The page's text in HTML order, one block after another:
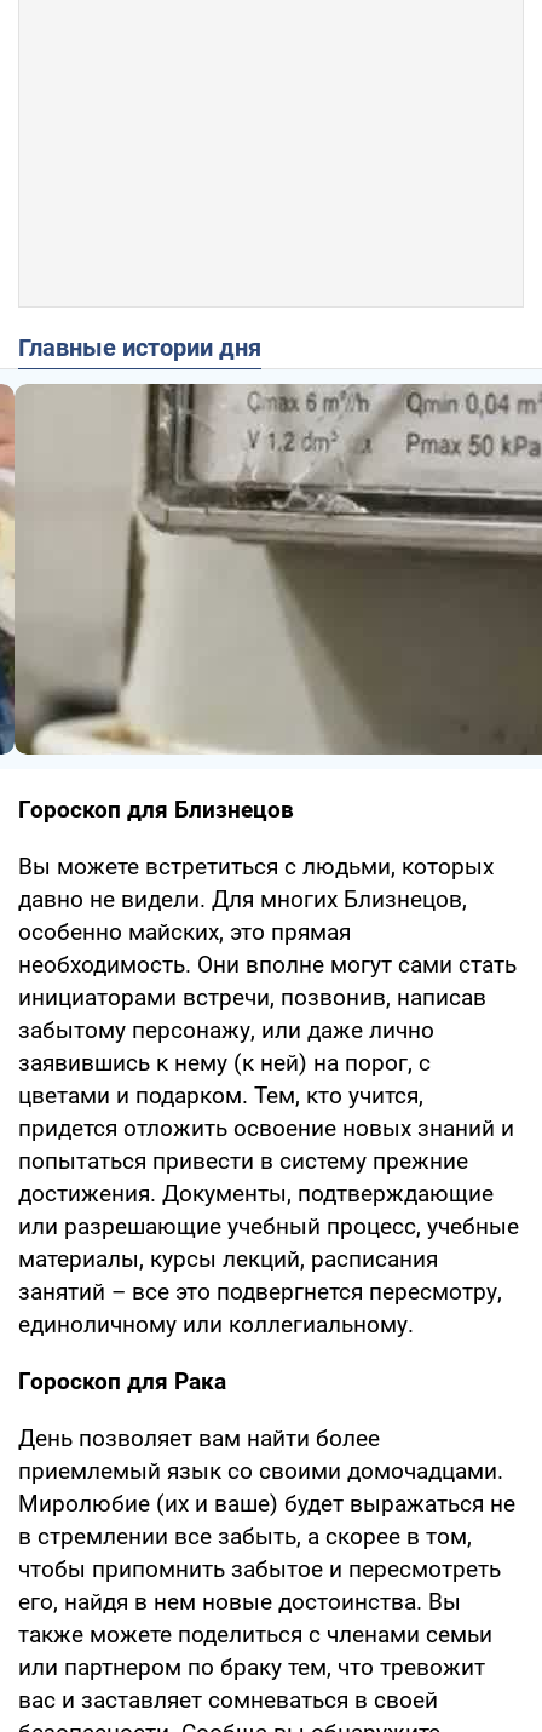
Главные истории дня
Гороскоп для Близнецов
Вы можете встретиться с людьми, которых
давно не видели. Для многих Близнецов,
особенно майских, это прямая
необходимость. Они вполне могут сами стать
инициаторами встречи, позвонив, написав
забытому персонажу, или даже лично
заявившись к нему (к ней) на порог, с
цветами и подарком. Тем, кто учится,
придется отложить освоение новых знаний и
попытаться привести в систему прежние
достижения. Документы, подтверждающие
или разрешающие учебный процесс, учебные
материалы, курсы лекций, расписания
занятий – все это подвергнется пересмотру,
единоличному или коллегиальному.
Гороскоп для Рака
День позволяет вам найти более
приемлемый язык со своими домочадцами.
Миролюбие (их и ваше) будет выражаться не
в стремлении все забыть, а скорее в том,
чтобы припомнить забытое и пересмотреть
его, найдя в нем новые достоинства. Вы
также можете поделиться с членами семьи
или партнером по браку тем, что тревожит
вас и заставляет сомневаться в своей